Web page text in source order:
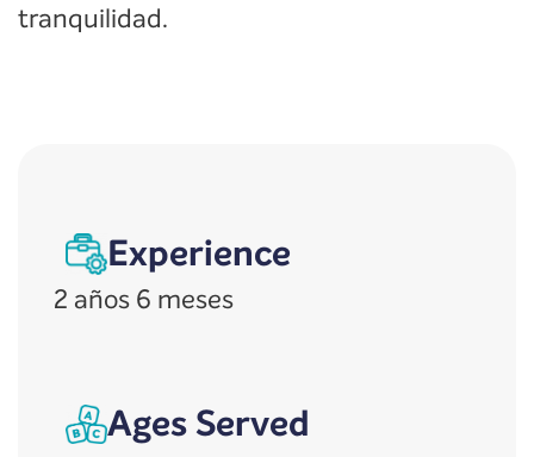
tranquilidad.
Experience
2 años 6 meses
Ages Served